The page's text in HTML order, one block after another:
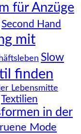
für Anzüge
Second Hand
mit
Slow
finden
Lebensmitte
Textilien
in der
Mode